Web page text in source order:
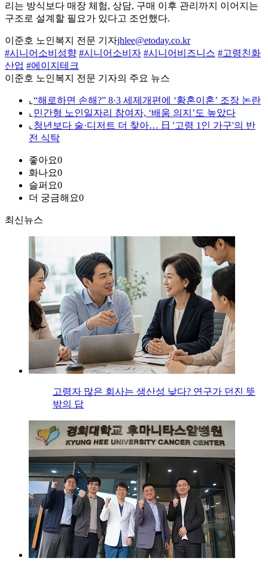
리는 방식보다 매장 체험, 상담, 구매 이후 관리까지 이어지는
구조로 설계할 필요가 있다고 조언했다.
이준호 노인복지 전문 기자jhlee@etoday.co.kr
#시니어소비성향 #시니어소비자 #시니어비즈니스 #고령친화
산업 #에이지테크
이준호 노인복지 전문 기자의 주요 뉴스
⌞ “해로하면 손해?” 8·3 세제개편에 ‘황혼이혼’ 조장 논란
⌞ 민간형 노인일자리 참여자, ‘배움 의지’도 높았다
⌞ 청년보다 술·디저트 더 찾아… 日 '고령 1인 가구'의 반
전 식탁
좋아요0
화나요0
슬퍼요0
더 궁금해요0
최신뉴스
고령자 많은 회사는 생산성 낮다? 연구가 던진 뜻
밖의 답